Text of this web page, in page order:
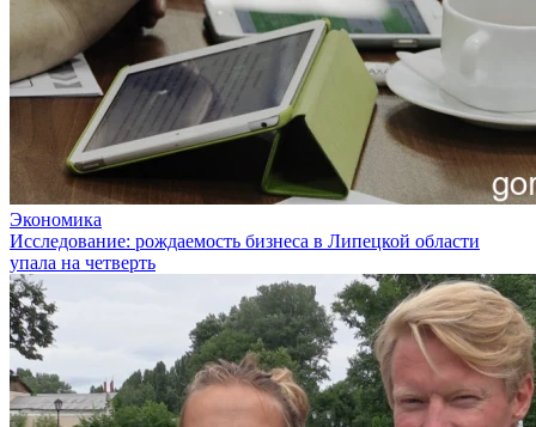
Экономика
Исследование: рождаемость бизнеса в Липецкой области
упала на четверть